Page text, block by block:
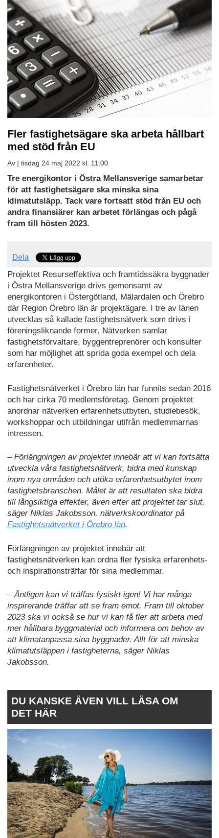
Fler fastighetsägare ska arbeta hållbart
med stöd från EU
Av | tisdag 24 maj 2022 kl. 11:00
Tre energikontor i Östra Mellansverige samarbetar
för att fastighetsägare ska minska sina
klimatutsläpp. Tack vare fortsatt stöd från EU och
andra finansiärer kan arbetet förlängas och pågå
fram till hösten 2023.
Dela
Projektet Resurseffektiva och framtidssäkra byggnader
i Östra Mellansverige drivs gemensamt av
energikontoren i Östergötland, Mälardalen och Örebro
där Region Örebro län är projektägare. I tre av länen
utvecklas så kallade fastighetsnätverk som drivs i
föreningsliknande former. Nätverken samlar
fastighetsförvaltare, byggentreprenörer och konsulter
som har möjlighet att sprida goda exempel och dela
erfarenheter.
Fastighetsnätverket i Örebro län har funnits sedan 2016
och har cirka 70 medlemsföretag. Genom projektet
anordnar nätverken erfarenhetsutbyten, studiebesök,
workshoppar och utbildningar utifrån medlemmarnas
intressen.
– Förlängningen av projektet innebär att vi kan fortsätta
utveckla våra fastighetsnätverk, bidra med kunskap
inom nya områden och utöka erfarenhetsutbytet inom
fastighetsbranschen. Målet är att resultaten ska bidra
till långsiktiga effekter, även efter att projektet tar slut,
säger Niklas Jakobsson, nätverkskoordinator på
Fastighetsnätverket i Örebro län.
Förlängningen av projektet innebär att
fastighetsnätverken kan ordna fler fysiska erfarenhets-
och inspirationsträffar för sina medlemmar.
– Äntligen kan vi träffas fysiskt igen! Vi har många
inspirerande träffar att se fram emot. Fram till oktober
2023 ska vi också se hur vi kan få fler att arbeta med
mer hållbara byggmaterial och informera om behov av
att klimatanpassa sina byggnader. Allt för att minska
klimatutsläppen i fastigheterna, säger Niklas
Jakobsson.
DU KANSKE ÄVEN VILL LÄSA OM
DET HÄR